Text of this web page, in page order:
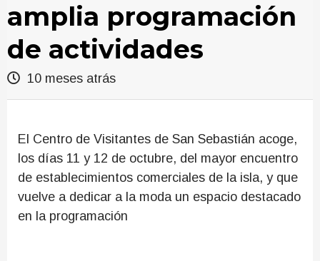
amplia programación
de actividades
10 meses atrás
El Centro de Visitantes de San Sebastián acoge,
los días 11 y 12 de octubre, del mayor encuentro
de establecimientos comerciales de la isla, y que
vuelve a dedicar a la moda un espacio destacado
en la programación